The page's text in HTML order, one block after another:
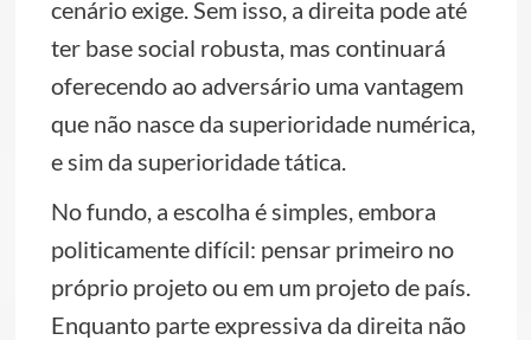
cenário exige. Sem isso, a direita pode até
ter base social robusta, mas continuará
oferecendo ao adversário uma vantagem
que não nasce da superioridade numérica,
e sim da superioridade tática.
No fundo, a escolha é simples, embora
politicamente difícil: pensar primeiro no
próprio projeto ou em um projeto de país.
Enquanto parte expressiva da direita não